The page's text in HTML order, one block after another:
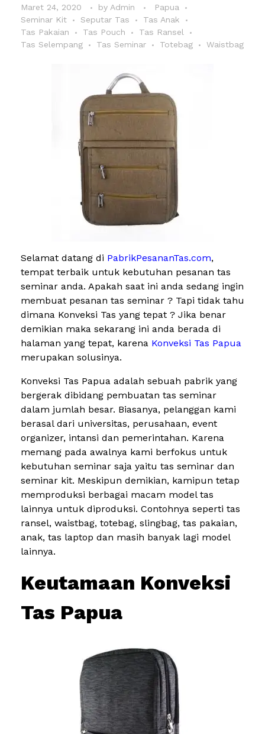
Maret 24, 2020 by Admin
Papua
Seminar Kit
Seputar Tas
Tas Anak
Tas Pakaian
Tas Pouch
Tas Ransel
Tas Selempang
Tas Seminar Totebag Waistbag
Selamat datang di PabrikPesananTas.com,
tempat terbaik untuk kebutuhan pesanan tas
seminar anda. Apakah saat ini anda sedang ingin
membuat pesanan tas seminar ? Tapi tidak tahu
dimana Konveksi Tas yang tepat ? Jika benar
demikian maka sekarang ini anda berada di
halaman yang tepat, karena Konveksi Tas Papua
merupakan solusinya.
Konveksi Tas Papua adalah sebuah pabrik yang
bergerak dibidang pembuatan tas seminar
dalam jumlah besar. Biasanya, pelanggan kami
berasal dari universitas, perusahaan, event
organizer, intansi dan pemerintahan. Karena
memang pada awalnya kami berfokus untuk
kebutuhan seminar saja yaitu tas seminar dan
seminar kit. Meskipun demikian, kamipun tetap
memproduksi berbagai macam model tas
lainnya untuk diproduksi. Contohnya seperti tas
ransel, waistbag, totebag, slingbag, tas pakaian,
anak, tas laptop dan masih banyak lagi model
lainnya.
Keutamaan Konveksi
Tas Papua